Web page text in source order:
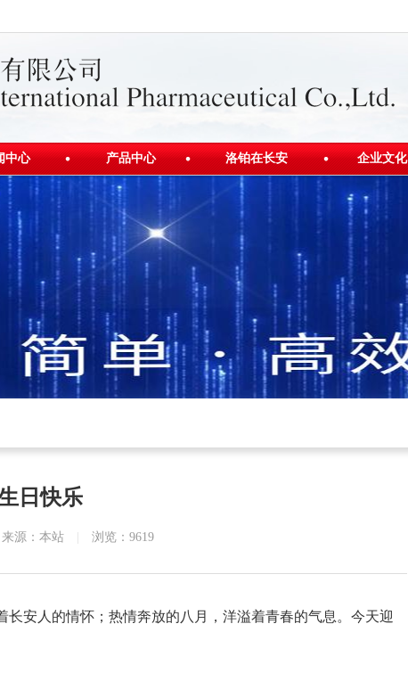
中心
新闻
资讯
产品中心
产品介绍
视频展示
洛铂在长安
洛铂发展史
洛铂新闻
企业文化
发展理念
员工风采
日快乐
源：本站 浏览：9619
安人的情怀；热情奔放的八月，洋溢着青春的气息。今天迎